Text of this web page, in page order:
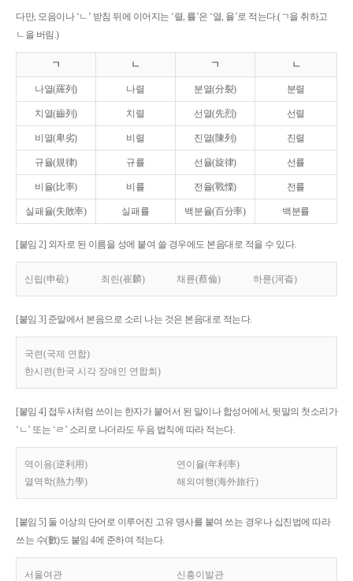
다만, 모음이나 ‘ㄴ’ 받침 뒤에 이어지는 ‘렬, 률’은 ‘열, 율’로 적는다.(ㄱ을 취하고
ㄴ을 버림.)
ㄱ ㄴ ㄱ ㄴ
나열(羅列) 나렬 분열(分裂) 분렬
치열(齒列) 치렬 선열(先烈) 선렬
비열(卑劣) 비렬 진열(陳列) 진렬
규율(規律) 규률 선율(旋律) 선률
비율(比率) 비률 전율(戰慄) 전률
실패율(失敗率) 실패률 백분율(百分率) 백분률
[붙임 2] 외자로 된 이름을 성에 붙여 쓸 경우에도 본음대로 적을 수 있다.
신립(申砬) 최린(崔麟) 채륜(蔡倫) 하륜(河崙)
[붙임 3] 준말에서 본음으로 소리 나는 것은 본음대로 적는다.
국련(국제 연합)
한시련(한국 시각 장애인 연합회)
[붙임 4] 접두사처럼 쓰이는 한자가 붙어서 된 말이나 합성어에서, 뒷말의 첫소리가
‘ㄴ’ 또는 ‘ㄹ’ 소리로 나더라도 두음 법칙에 따라 적는다.
역이용(逆利用)
연이율(年利率)
열역학(熱力學)
해외여행(海外旅行)
[붙임 5] 둘 이상의 단어로 이루어진 고유 명사를 붙여 쓰는 경우나 십진법에 따라
쓰는 수(數)도 붙임 4에 준하여 적는다.
서울여관 신흥이발관